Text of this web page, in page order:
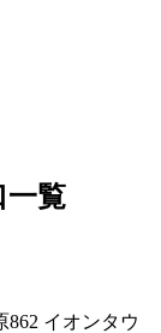
一覧
イオンタウ